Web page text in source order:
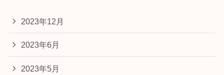
2023年12月
2023年6月
2023年5月